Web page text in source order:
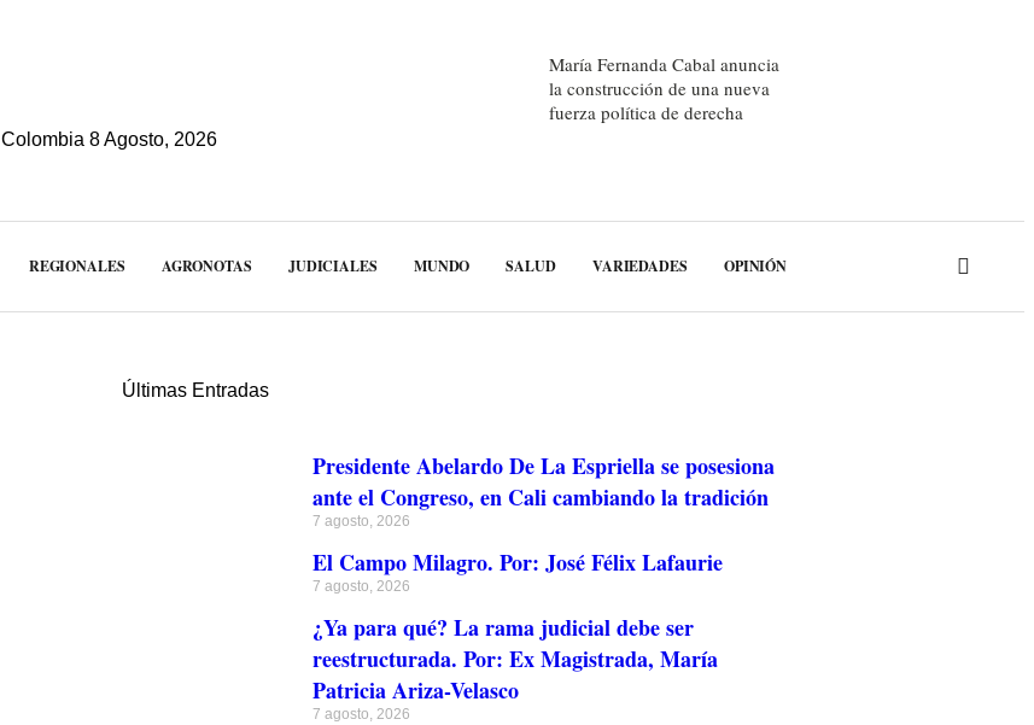
Colombia 8 Agosto, 2026
María Fernanda Cabal anuncia
la construcción de una nueva
fuerza política de derecha
REGIONALES AGRONOTAS JUDICIALES MUNDO SALUD VARIEDADES OPINIÓN
Últimas Entradas
Presidente Abelardo De La Espriella se posesiona
ante el Congreso, en Cali cambiando la tradición
7 agosto, 2026
El Campo Milagro. Por: José Félix Lafaurie
7 agosto, 2026
¿Ya para qué? La rama judicial debe ser
reestructurada. Por: Ex Magistrada, María
Patricia Ariza-Velasco
7 agosto, 2026